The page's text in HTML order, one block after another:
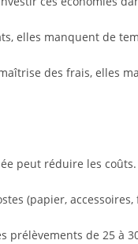
elles manquent de
des frais, elles
peut réduire les coûts.
(papier, accessoires,
prélèvements de 25 à